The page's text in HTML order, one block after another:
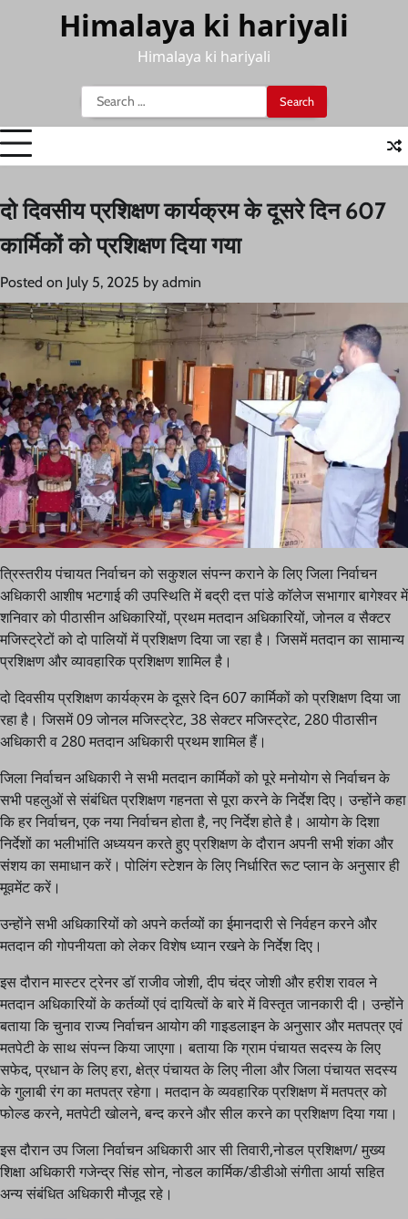
Himalaya ki hariyali
Himalaya ki hariyali
Search
for:
दो दिवसीय प्रशिक्षण कार्यक्रम के दूसरे दिन 607
कार्मिकों को प्रशिक्षण दिया गया
Posted on July 5, 2025 by admin
त्रिस्तरीय पंचायत निर्वाचन को सकुशल संपन्न कराने के लिए जिला निर्वाचन
अधिकारी आशीष भटगाई की उपस्थिति में बद्री दत्त पांडे कॉलेज सभागार बागेश्वर में
शनिवार को पीठासीन अधिकारियों, प्रथम मतदान अधिकारियों, जोनल व सैक्टर
मजिस्ट्रेटों को दो पालियों में प्रशिक्षण दिया जा रहा है। जिसमें मतदान का सामान्य
प्रशिक्षण और व्यावहारिक प्रशिक्षण शामिल है।
दो दिवसीय प्रशिक्षण कार्यक्रम के दूसरे दिन 607 कार्मिकों को प्रशिक्षण दिया जा
रहा है। जिसमें 09 जोनल मजिस्ट्रेट, 38 सेक्टर मजिस्ट्रेट, 280 पीठासीन
अधिकारी व 280 मतदान अधिकारी प्रथम शामिल हैं।
जिला निर्वाचन अधिकारी ने सभी मतदान कार्मिकों को पूरे मनोयोग से निर्वाचन के
सभी पहलुओं से संबंधित प्रशिक्षण गहनता से पूरा करने के निर्देश दिए। उन्होंने कहा
कि हर निर्वाचन, एक नया निर्वाचन होता है, नए निर्देश होते है। आयोग के दिशा
निर्देशों का भलीभांति अध्ययन करते हुए प्रशिक्षण के दौरान अपनी सभी शंका और
संशय का समाधान करें। पोलिंग स्टेशन के लिए निर्धारित रूट प्लान के अनुसार ही
मूवमेंट करें।
उन्होंने सभी अधिकारियों को अपने कर्तव्यों का ईमानदारी से निर्वहन करने और
मतदान की गोपनीयता को लेकर विशेष ध्यान रखने के निर्देश दिए।
इस दौरान मास्टर ट्रेनर डॉ राजीव जोशी, दीप चंद्र जोशी और हरीश रावल ने
मतदान अधिकारियों के कर्तव्यों एवं दायित्वों के बारे में विस्तृत जानकारी दी। उन्होंने
बताया कि चुनाव राज्य निर्वाचन आयोग की गाइडलाइन के अनुसार और मतपत्र एवं
मतपेटी के साथ संपन्न किया जाएगा। बताया कि ग्राम पंचायत सदस्य के लिए
सफेद, प्रधान के लिए हरा, क्षेत्र पंचायत के लिए नीला और जिला पंचायत सदस्य
के गुलाबी रंग का मतपत्र रहेगा। मतदान के व्यवहारिक प्रशिक्षण में मतपत्र को
फोल्ड करने, मतपेटी खोलने, बन्द करने और सील करने का प्रशिक्षण दिया गया।
इस दौरान उप जिला निर्वाचन अधिकारी आर सी तिवारी,नोडल प्रशिक्षण/ मुख्य
शिक्षा अधिकारी गजेन्द्र सिंह सोन, नोडल कार्मिक/डीडीओ संगीता आर्या सहित
अन्य संबंधित अधिकारी मौजूद रहे।